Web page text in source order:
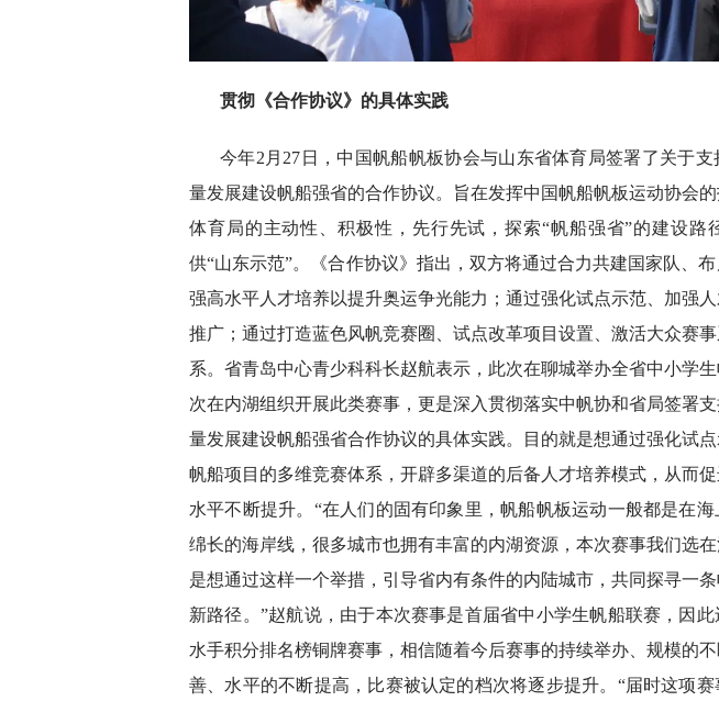
贯彻《合作协议》的具体实践
今年2月27日，中国帆船帆板协会与山东省体育局签署了关于
量发展建设帆船强省的合作协议。旨在发挥中国帆船帆板运动协会
体育局的主动性、积极性，先行先试，探索“帆船强省”的建设路
供“山东示范”。《合作协议》指出，双方将通过合力共建国家队、
强高水平人才培养以提升奥运争光能力；通过强化试点示范、加强
推广；通过打造蓝色风帆竞赛圈、试点改革项目设置、激活大众赛
系。省青岛中心青少科科长赵航表示，此次在聊城举办全省中小学
次在内湖组织开展此类赛事，更是深入贯彻落实中帆协和省局签署
量发展建设帆船强省合作协议的具体实践。目的就是想通过强化试
帆船项目的多维竞赛体系，开辟多渠道的后备人才培养模式，从而
水平不断提升。“在人们的固有印象里，帆船帆板运动一般都是在
绵长的海岸线，很多城市也拥有丰富的内湖资源，本次赛事我们选
是想通过这样一个举措，引导省内有条件的内陆城市，共同探寻一
新路径。”赵航说，由于本次赛事是首届省中小学生帆船联赛，因
水手积分排名榜铜牌赛事，相信随着今后赛事的持续举办、规模的
善、水平的不断提高，比赛被认定的档次将逐步提升。“届时这项